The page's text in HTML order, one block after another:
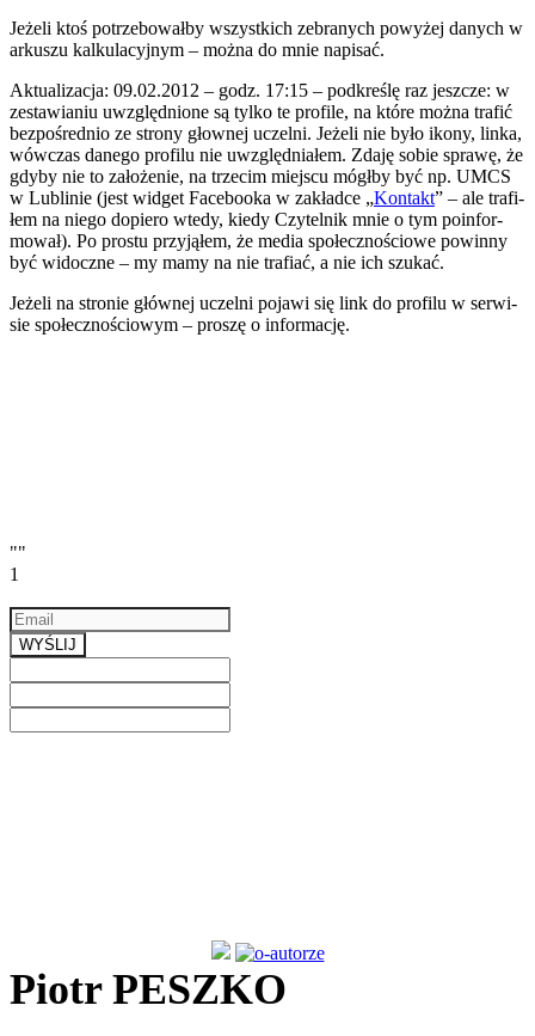
Jeżeli ktoś potrze­bo­wałby wszyst­kich zebra­nych powy­żej danych w
arku­szu kal­ku­la­cyj­nym – można do mnie napisać.
Aktu­ali­za­cja: 09.02.2012 – godz. 17:15 – pod­kre­ślę raz jesz­cze: w
zesta­wia­niu uwzględ­nione są tylko te pro­file, na które można tra­fić
bez­po­śred­nio ze strony głow­nej uczelni. Jeżeli nie było ikony, linka,
wówczas danego profilu nie uwzględ­nia­łem. Zdaję sobie sprawę, że
gdyby nie to założenie, na trze­cim miej­scu mógłby być np. UMCS
w Lubli­nie (jest wid­get Face­bo­oka w zakładce „Kon­takt” – ale tra­fi­
łem na niego dopiero wtedy, kiedy Czy­tel­nik mnie o tym poin­for­
mo­wał). Po pro­stu przy­ją­łem, że media spo­łecz­no­ściowe powinny
być widoczne – my mamy na nie tra­fiać, a nie ich szukać.
Jeżeli na stro­nie głów­nej uczelni pojawi się link do pro­filu w ser­wi­
sie spo­łecz­no­ścio­wym – pro­szę o informację.
""
1
WYŚLIJ
Piotr PESZKO